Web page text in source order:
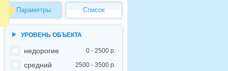
Параметры Список
УРОВЕНЬ ОБЪЕКТА
недорогие 0 - 2500 р.
средний 2500 - 3500 р.